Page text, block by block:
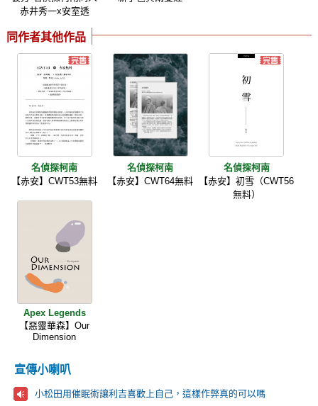
赤井秀一x安室透
同作者其他作品
名偵探柯南
【赤安】CWT53無料
名偵探柯南
【赤安】CWT64無料
名偵探柯南
【赤安】初雪（CWT56
無料）
Apex Legends
【惡靈華森】Our
Dimension
宣傳小喇叭
小松田用催眠術讓利吉喜歡上自己，這樣作弊真的可以嗎